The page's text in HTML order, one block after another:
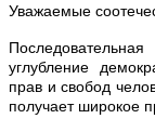
Уважаемые
углубление
прав и свобод
получает широкое